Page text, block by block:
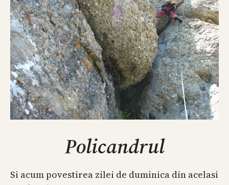
Policandrul
Si acum povestirea zilei de duminica din acelasi